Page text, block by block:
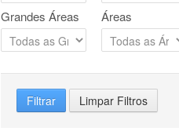
Grandes Áreas Áreas
Filtrar Limpar Filtros